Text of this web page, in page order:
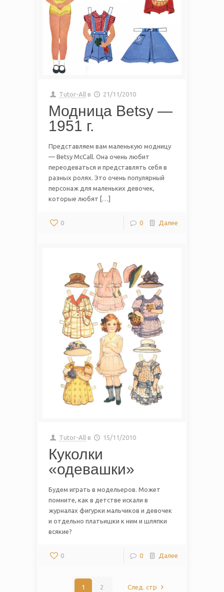
Tutor-All в 21/11/2010
Модница Betsy —
1951 г.
Представляем вам маленькую модницу
— Betsy McCall. Она очень любит
переодеваться и представлять себя в
разных ролях. Это очень популярный
персонаж для маленьких девочек,
которые любят […]
0 0 Далее
Tutor-All в 15/11/2010
Куколки
«одевашки»
Будем играть в модельеров. Может
помните, как в детстве искали в
журналах фигурки мальчиков и девочек
и отдельно платьишки к ним и шляпки
всякие?
0 0 Далее
1 2 След. стр